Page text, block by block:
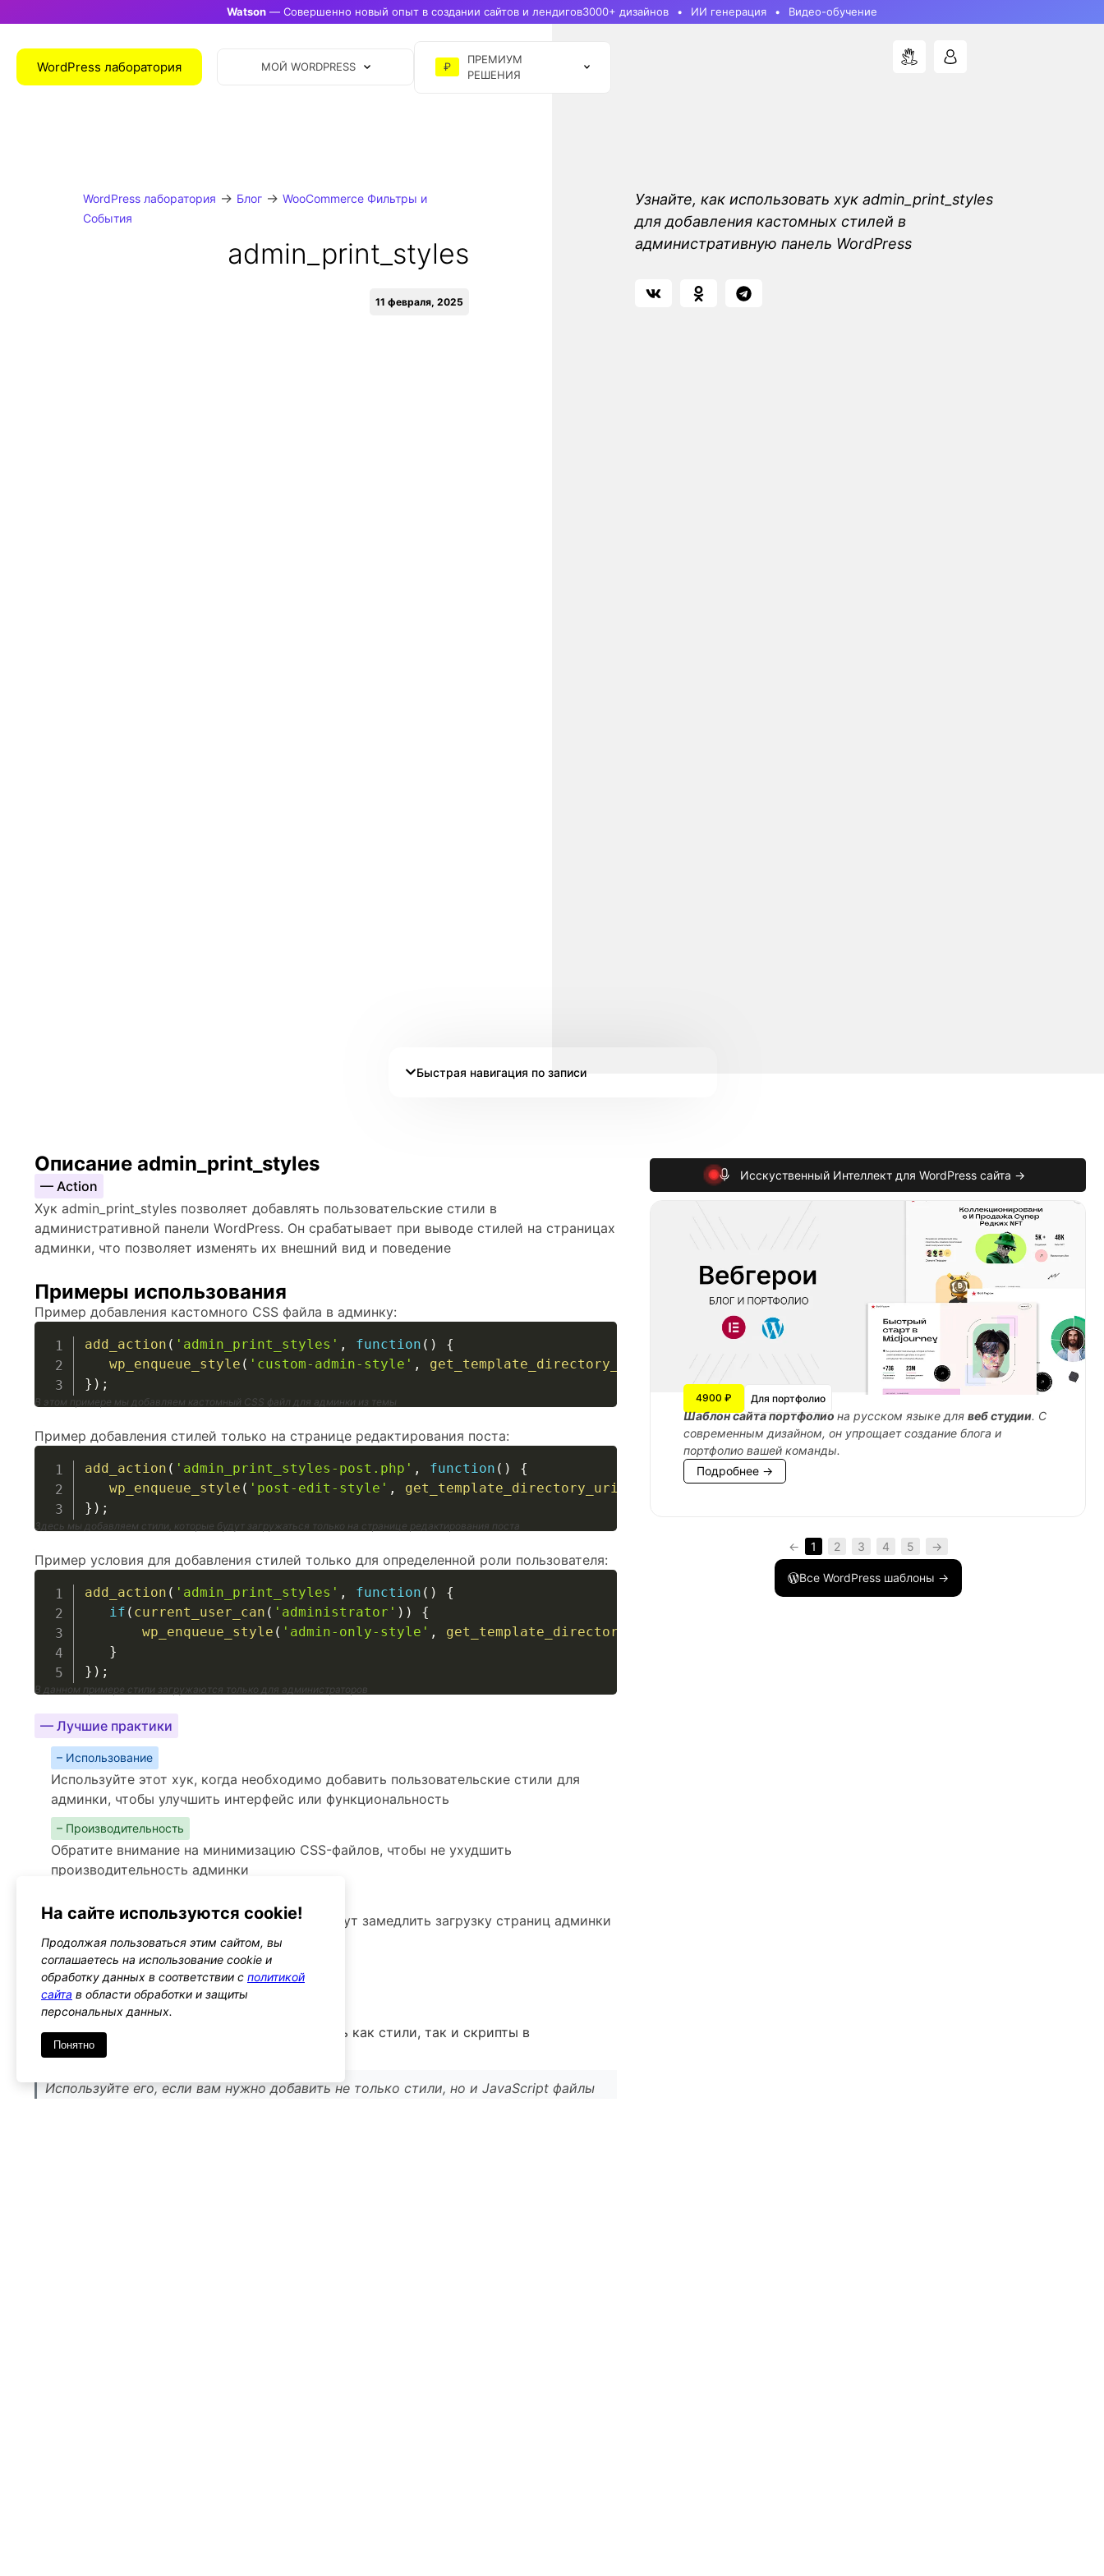
Watson — Совершенно новый опыт в создании сайтов и лендигов3000+ дизайнов ИИ генерация Видео-обучение
WordPress лаборатория МОЙ WORDPRESS ₽
ПРЕМИУМ
РЕШЕНИЯ
WordPress лаборатория → Блог→ WooCommerce Фильтры и
События
admin_print_styles
11 февраля, 2025
Узнайте, как использовать хук admin_print_styles
для добавления кастомных стилей в
административную панель WordPress
Быстрая навигация по записи
Описание admin_print_styles
— Action
Хук admin_print_styles позволяет добавлять пользовательские стили в
административной панели WordPress. Он срабатывает при выводе стилей на страницах
админки, что позволяет изменять их внешний вид и поведение
Примеры использования
Пример добавления кастомного CSS файла в админку:
add_action ( 'admin_print_styles' , function ( )
{
wp_enqueue_style ( 'custom-admin-style' , get_template_directory_uri '/css/admin-style.css'
} ) ;
В этом примере мы добавляем кастомный CSS файл для админки из темы
Пример добавления стилей только на странице редактирования поста:
add_action ( 'admin_print_styles-post.php' , function ( )
{
wp_enqueue_style ( 'post-edit-style' , get_template_directory_uri '/css/post-edit.css'
} ) ;
Здесь мы добавляем стили, которые будут загружаться только на странице редактирования поста
Пример условия для добавления стилей только для определенной роли пользователя:
add_action ( 'admin_print_styles' , function ( )
{
if ( current_user_can ( 'administrator' ) )
{
wp_enqueue_style ( 'admin-only-style' , get_template_directory_uri
}
} ) ;
В данном примере стили загружаются только для администраторов
— Лучшие практики
– Использование
Используйте этот хук, когда необходимо добавить пользовательские стили для
админки, чтобы улучшить интерфейс или функциональность
– Производительность
Обратите внимание на минимизацию CSS-файлов, чтобы не ухудшить
производительность админки
Не добавляйте тяжелые стили, которые могут замедлить загрузку страниц админки
Альтернативы
admin_enqueue_scripts
Тип: action
Хук admin_enqueue_scripts позволяет добавлять как стили, так и скрипты в
административной панели
Используйте его, если вам нужно добавить не только стили, но и JavaScript файлы
Исскуственный Интеллект для WordPress сайта →
4900 ₽ Для портфолио
Шаблон сайта портфолиона русском языке длявеб студии. С
современным дизайном, он упрощает создание блога и
портфолио вашей команды.
Подробнее →
← 1 2 3 4 5 →
Все WordPress шаблоны →
На сайте используются cookie!
Продолжая пользоваться этим сайтом, вы
соглашаетесь на использование cookie и
обработку данных в соответствии с политикой
сайта в области обработки и защиты
персональных данных.
Понятно